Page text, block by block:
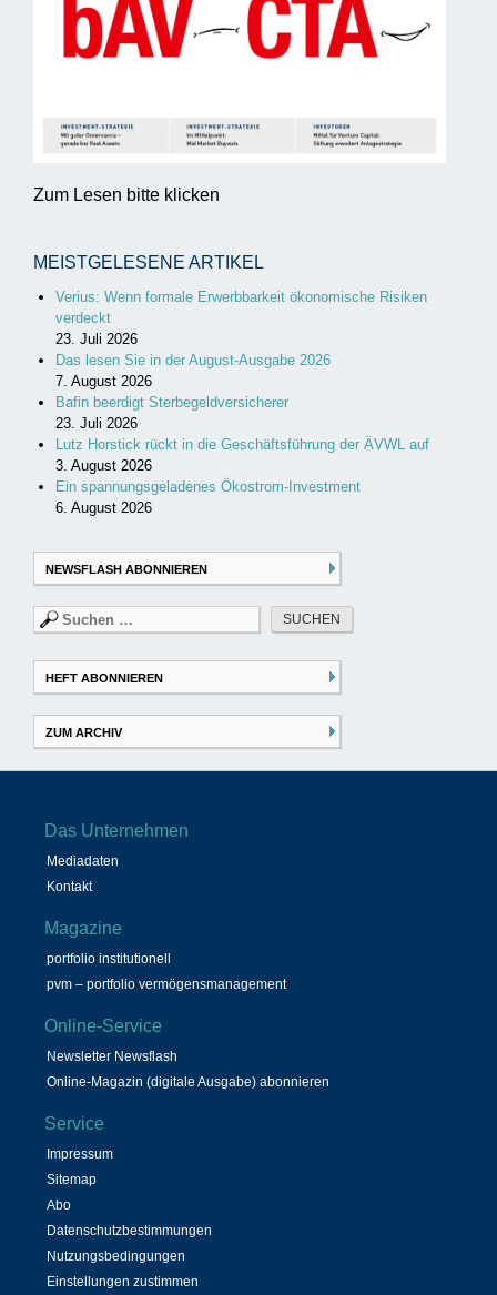
Zum Lesen bitte klicken
MEISTGELESENE ARTIKEL
Verius: Wenn formale Erwerbbarkeit ökonomische Risiken
verdeckt
23. Juli 2026
Das lesen Sie in der August-Ausgabe 2026
7. August 2026
Bafin beerdigt Sterbegeldversicherer
23. Juli 2026
Lutz Horstick rückt in die Geschäftsführung der ÄVWL auf
3. August 2026
Ein spannungsgeladenes Ökostrom-Investment
6. August 2026
NEWSFLASH ABONNIEREN
Suchen
nach:
HEFT ABONNIEREN
ZUM ARCHIV
Das Unternehmen
Mediadaten
Kontakt
Magazine
portfolio institutionell
pvm – portfolio vermögensmanagement
Online-Service
Newsletter Newsflash
Online-Magazin (digitale Ausgabe) abonnieren
Service
Impressum
Sitemap
Abo
Datenschutzbestimmungen
Nutzungsbedingungen
Einstellungen zustimmen